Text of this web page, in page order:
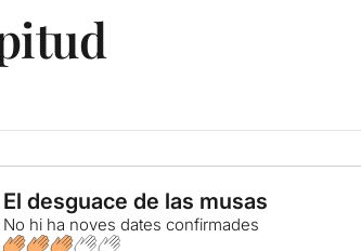
El desguace de las musas
No hi ha noves dates confirmades